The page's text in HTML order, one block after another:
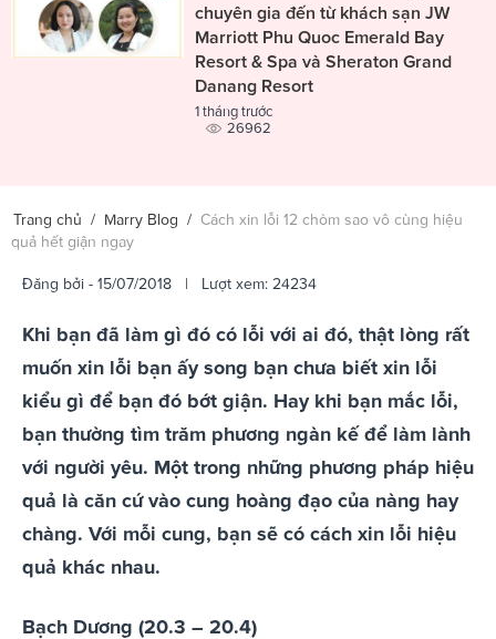
chuyên gia đến từ khách sạn JW
Marriott Phu Quoc Emerald Bay
Resort & Spa và Sheraton Grand
Danang Resort
1 tháng trước
26962
Trang chủ / Marry Blog / Cách xin lỗi 12 chòm sao vô cùng hiệu
quả hết giận ngay
Đăng bởi - 15/07/2018 | Lượt xem: 24234
Khi bạn đã làm gì đó có lỗi với ai đó, thật lòng rất
muốn xin lỗi bạn ấy song bạn chưa biết xin lỗi
kiểu gì để bạn đó bớt giận. Hay khi bạn mắc lỗi,
bạn thường tìm trăm phương ngàn kế để làm lành
với người yêu. Một trong những phương pháp hiệu
quả là căn cứ vào cung hoàng đạo của nàng hay
chàng. Với mỗi cung, bạn sẽ có cách xin lỗi hiệu
quả khác nhau.
Bạch Dương (20.3 – 20.4)